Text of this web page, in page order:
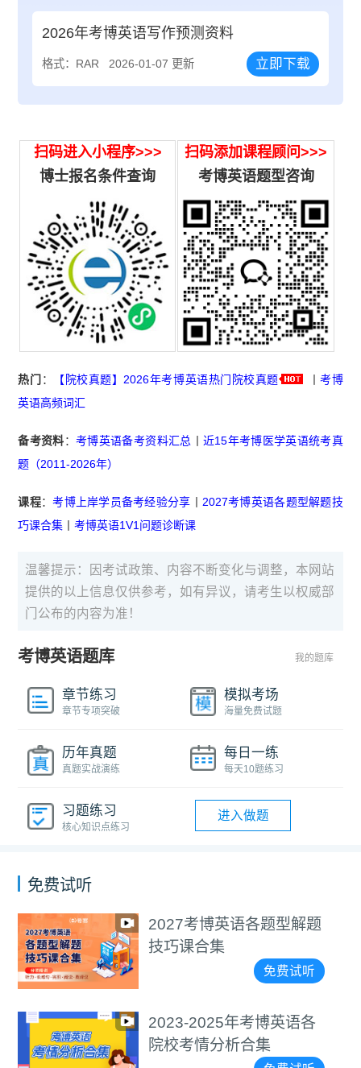
2026年考博英语写作预测资料
格式：RAR 2026-01-07 更新 立即下载
扫码进入小程序>>>
博士报名条件查询
扫码添加课程顾问>>>
考博英语题型咨询
热门 ： 【院校真题】2026年考博英语热门院校真题 丨考博
英语高频词汇
备考资料：考博英语备考资料汇总
近15年考博医学英语统考真
题（2011-2026年）
课程：考博上岸学员备考经验分享
2027考博英语各题型解题技
巧课合集 丨考博英语1V1问题诊断课
温馨提示：因考试政策、内容不断变化与调整，本网站
提供的以上信息仅供参考，如有异议，请考生以权威部
门公布的内容为准！
考博英语题库 我的题库
章节练习
章节专项突破
模拟考场
海量免费试题
历年真题
真题实战演练
每日一练
每天10题练习
习题练习
核心知识点练习
进入做题
免费试听
题
医学考博4000+词汇
视频教程
通用考博4000+词汇
视频教程